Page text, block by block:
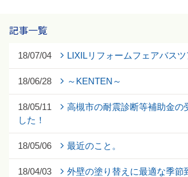
記事一覧
18/07/04 LIXILリフォームフェアバスツ
18/06/28 ～KENTEN～
18/05/11
高槻市の耐震診断等補助金の
した！
18/05/06 最近のこと。
18/04/03 外壁の塗り替えに最適な季節